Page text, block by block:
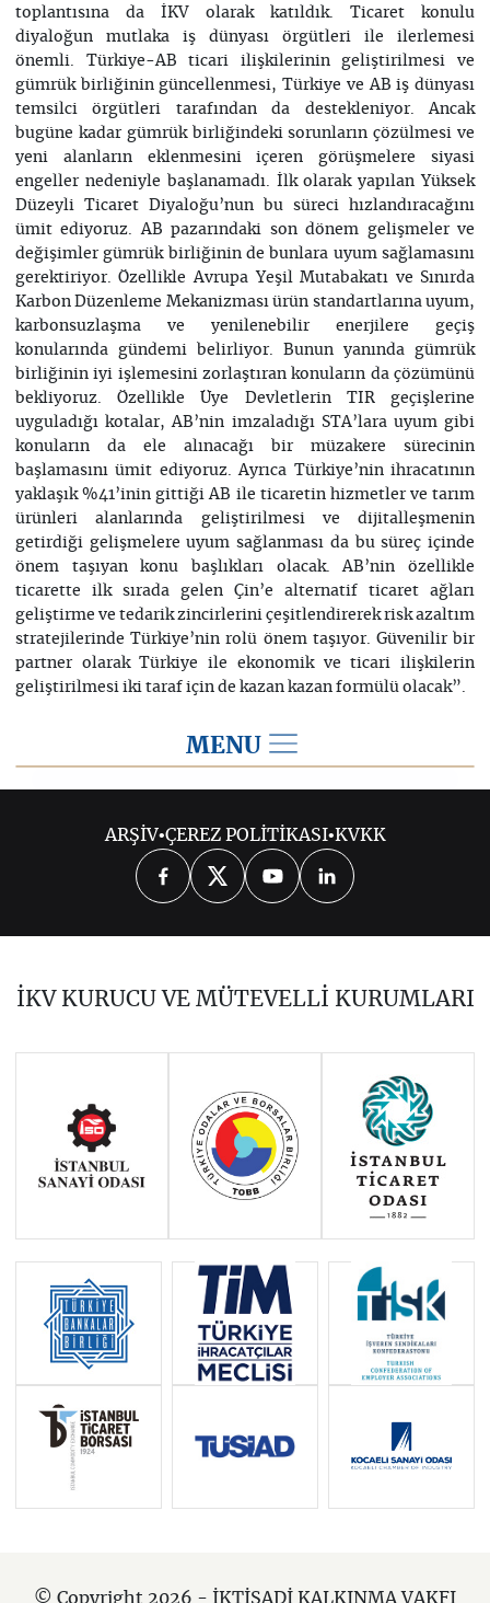
toplantısına da İKV olarak katıldık. Ticaret konulu
diyaloğun mutlaka iş dünyası örgütleri ile ilerlemesi
önemli. Türkiye-AB ticari ilişkilerinin geliştirilmesi ve
gümrük birliğinin güncellenmesi, Türkiye ve AB iş dünyası
temsilci örgütleri tarafından da destekleniyor. Ancak
bugüne kadar gümrük birliğindeki sorunların çözülmesi ve
yeni alanların eklenmesini içeren görüşmelere siyasi
engeller nedeniyle başlanamadı. İlk olarak yapılan Yüksek
Düzeyli Ticaret Diyaloğu’nun bu süreci hızlandıracağını
ümit ediyoruz. AB pazarındaki son dönem gelişmeler ve
değişimler gümrük birliğinin de bunlara uyum sağlamasını
gerektiriyor. Özellikle Avrupa Yeşil Mutabakatı ve Sınırda
Karbon Düzenleme Mekanizması ürün standartlarına uyum,
karbonsuzlaşma ve yenilenebilir enerjilere geçiş
konularında gündemi belirliyor. Bunun yanında gümrük
birliğinin iyi işlemesini zorlaştıran konuların da çözümünü
bekliyoruz. Özellikle Üye Devletlerin TIR geçişlerine
uyguladığı kotalar, AB’nin imzaladığı STA’lara uyum gibi
konuların da ele alınacağı bir müzakere sürecinin
başlamasını ümit ediyoruz. Ayrıca Türkiye’nin ihracatının
yaklaşık %41’inin gittiği AB ile ticaretin hizmetler ve tarım
ürünleri alanlarında geliştirilmesi ve dijitalleşmenin
getirdiği gelişmelere uyum sağlanması da bu süreç içinde
önem taşıyan konu başlıkları olacak. AB’nin özellikle
ticarette ilk sırada gelen Çin’e alternatif ticaret ağları
geliştirme ve tedarik zincirlerini çeşitlendirerek risk azaltım
stratejilerinde Türkiye’nin rolü önem taşıyor. Güvenilir bir
partner olarak Türkiye ile ekonomik ve ticari ilişkilerin
geliştirilmesi iki taraf için de kazan kazan formülü olacak”.
MENU
EKİM 2024: “AB SÜRECİNDE
EYLÜL 2024: İKV BAŞKANI
KONTROLLERİNİ BAŞLATMASI NE
AĞUSTOS 2024: İKV BAŞKANI
ZEYTİNOĞLU: “DIŞİŞLERİ
BAKANIMIZIN AB DIŞİŞLERİ
BAKANLARI TOPLANTISINA
KATILIMINI ÖNEMSİYOR VE YENİ
ADIMLAR BEKLİYORUZ”
AĞUSTOS 2024: İKV BAŞKANI
ZEYTİNOĞLU: “AB YAPAY ZEKÂ
YASASI YÜRÜRLÜĞE GİRDİ”
TEMMUZ 2024: İKV BAŞKANI
ZEYTİNOĞLU: “AB İLK DİJİTAL
TİCARET ANLAŞMASI’NI SİNGAPUR
LEYEN İKİNCİ KEZ AVRUPA
ARŞİV•ÇEREZ POLİTİKASI•KVKK
İKV KURUCU VE MÜTEVELLİ KURUMLARI
© Copyright 2026 - İKTİSADİ KALKINMA VAKFI